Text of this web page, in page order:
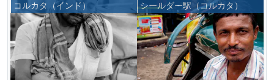
コルカタ（インド） シールダー駅（コルカタ）